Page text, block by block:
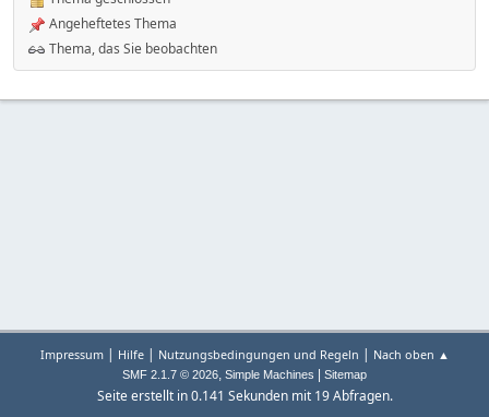
Angeheftetes Thema
Thema, das Sie beobachten
Impressum| Hilfe| Nutzungsbedingungen und Regeln | Nach oben ▲
SMF 2.1.7 © 2026, Simple Machines Sitemap
Seite erstellt in 0.141 Sekunden mit 19 Abfragen.